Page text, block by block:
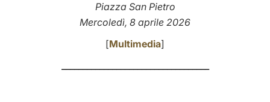
Piazza San Pietro
Mercoledì, 8 aprile 2026
[Multimedia]